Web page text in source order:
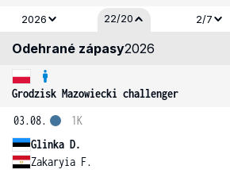
2026 22/20 2/7
Odehrané zápasy2026
Grodzisk Mazowiecki challenger
03.08.
Glinka D.
Zakaryia F.
1K